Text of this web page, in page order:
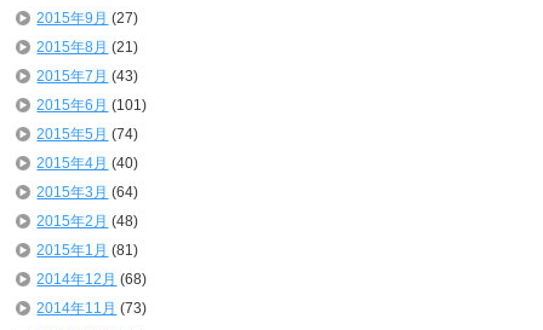
2015年9月 (27)
2015年8月 (21)
2015年7月 (43)
2015年6月 (101)
2015年5月 (74)
2015年4月 (40)
2015年3月 (64)
2015年2月 (48)
2015年1月 (81)
2014年12月 (68)
2014年11月 (73)